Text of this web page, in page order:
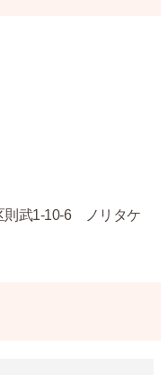
則武1-10-6 ノリタケ